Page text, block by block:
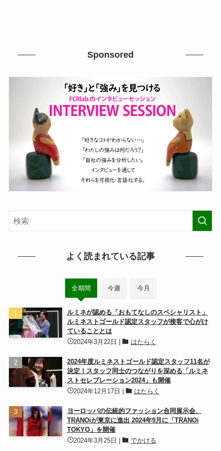
Sponsored
よく読まれている記事
全期間 今週 今月
ルミネが認める「おもてなしのスペシャリスト」
ルミネストゴールド認定スタッフが接客で心がけ
ていることとは
2024年3月22日
はたらく
2024年度ルミネストゴールド認定スタッフ11名が
決定！スタッフ同士のつながりを深める「ルミネ
ストセレブレーション2024」も開催
2024年12月17日
はたらく
ヨーロッパの伝統的ファッション合同展示会、
TRANOiが東京に進出 2024年9月に「TRANOi
TOKYO」を開催
2024年3月25日
でかける